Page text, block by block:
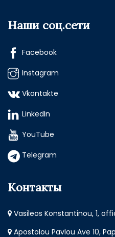
Наши соц.сети
Facebook
Instagram
Vkontakte
LinkedIn
YouTube
Telegram
Контакты
Vasileos Konstantinou, 1,
Apostolou Pavlou Ave 10,